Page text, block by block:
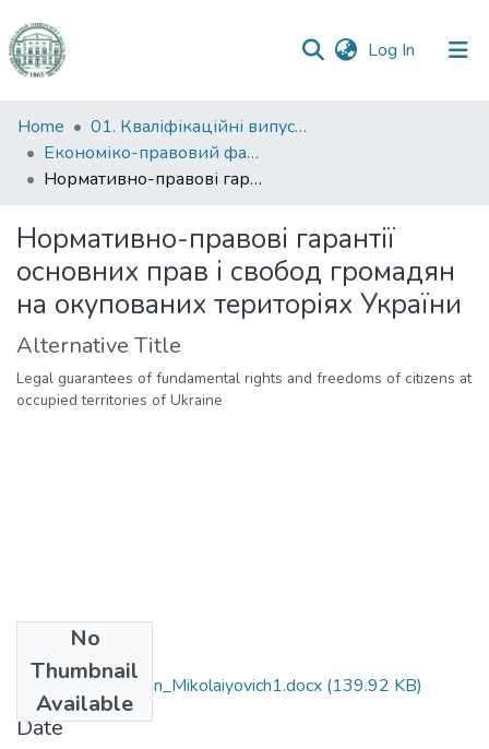
Log In (current)
Communities
&
Collections
Statistics
Home
01. Кваліфікаційні випускні роботи здобувачів вищої освіти
Економіко-правовий факультет
Нормативно-правові гарантії основних прав і свобод громадян на окупованих територіях України
Нормативно-правові гарантії
основних прав і свобод громадян
на окупованих територіях України
Alternative Title
Legal guarantees of fundamental rights and freedoms of citizens at
occupied territories of Ukraine
No
Thumbnail
Available
081_Stoiykov_Ivan_Mikolaiyovich1.docx (139.92 KB)
Date